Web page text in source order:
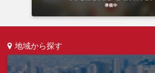
地域から探す